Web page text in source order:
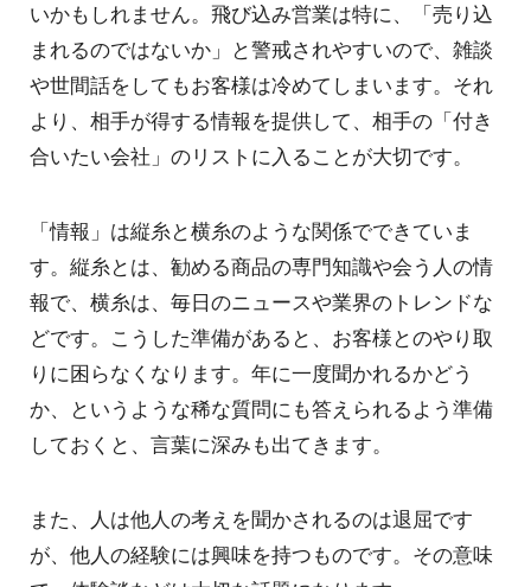
いかもしれません。飛び込み営業は特に、「売り込
まれるのではないか」と警戒されやすいので、雑談
や世間話をしてもお客様は冷めてしまいます。それ
より、相手が得する情報を提供して、相手の「付き
合いたい会社」のリストに入ることが大切です。
「情報」は縦糸と横糸のような関係でできていま
す。縦糸とは、勧める商品の専門知識や会う人の情
報で、横糸は、毎日のニュースや業界のトレンドな
どです。こうした準備があると、お客様とのやり取
りに困らなくなります。年に一度聞かれるかどう
か、というような稀な質問にも答えられるよう準備
しておくと、言葉に深みも出てきます。
また、人は他人の考えを聞かされるのは退屈です
が、他人の経験には興味を持つものです。その意味